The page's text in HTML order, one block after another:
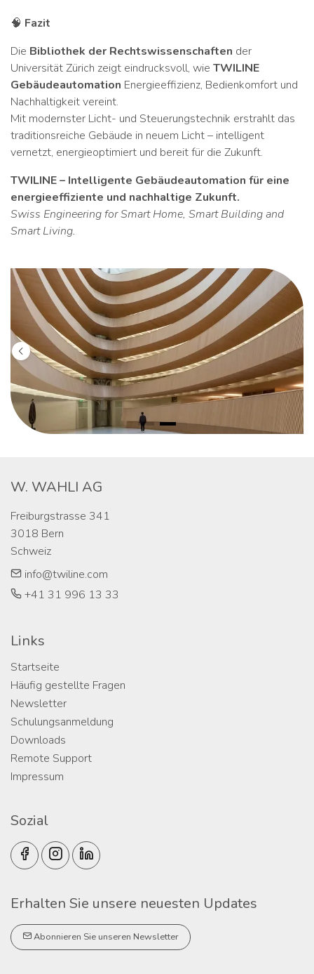
🧠 Fazit
Die Bibliothek der Rechtswissenschaften der
Universität Zürich zeigt eindrucksvoll, wie TWILINE
Gebäudeautomation Energieeffizienz, Bedienkomfort und
Nachhaltigkeit vereint.
Mit modernster Licht- und Steuerungstechnik erstrahlt das
traditionsreiche Gebäude in neuem Licht – intelligent
vernetzt, energieoptimiert und bereit für die Zukunft.
TWILINE – Intelligente Gebäudeautomation für eine
energieeffiziente und nachhaltige Zukunft.
Swiss Engineering for Smart Home, Smart Building and
Smart Living.
W. WAHLI AG
Freiburgstrasse 341
3018 Bern
Schweiz
info@twiline.com
+41 31 996 13 33
Links
Startseite
Häufig gestellte Fragen
Newsletter
Schulungsanmeldung
Downloads
Remote Support
Impressum
Sozial
Erhalten Sie unsere neuesten Updates
Abonnieren Sie unseren Newsletter